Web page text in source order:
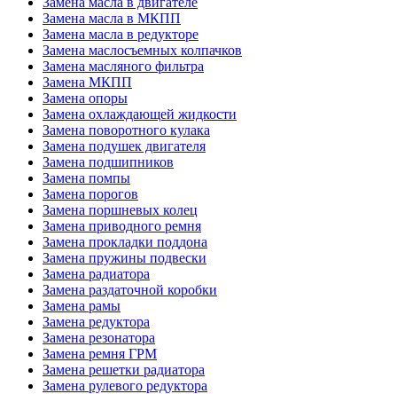
Замена масла в МКПП
Замена масла в редукторе
Замена маслосъемных колпачков
Замена масляного фильтра
Замена МКПП
Замена опоры
Замена охлаждающей жидкости
Замена поворотного кулака
Замена подушек двигателя
Замена подшипников
Замена помпы
Замена порогов
Замена поршневых колец
Замена приводного ремня
Замена прокладки поддона
Замена пружины подвески
Замена радиатора
Замена раздаточной коробки
Замена рамы
Замена редуктора
Замена резонатора
Замена ремня ГРМ
Замена решетки радиатора
Замена рулевого редуктора